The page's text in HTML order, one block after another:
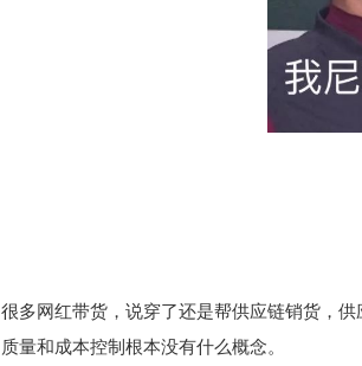
很多网红带货，说穿了还是帮供应链销货，
质量和成本控制根本没有什么概念。